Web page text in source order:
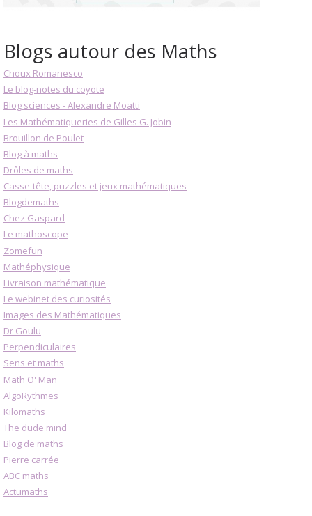
Blogs autour des Maths
Choux Romanesco
Le blog-notes du coyote
Blog sciences - Alexandre Moatti
Les Mathématiqueries de Gilles G. Jobin
Brouillon de Poulet
Blog à maths
Drôles de maths
Casse-tête, puzzles et jeux mathématiques
Blogdemaths
Chez Gaspard
Le mathoscope
Zomefun
Mathéphysique
Livraison mathématique
Le webinet des curiosités
Images des Mathématiques
Dr Goulu
Perpendiculaires
Sens et maths
Math O' Man
AlgoRythmes
Kilomaths
The dude mind
Blog de maths
Pierre carrée
ABC maths
Actumaths